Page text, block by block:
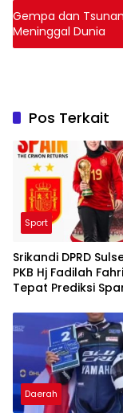
Gempa dan
Meninggal Dunia
Pos Terkait
Sport
Srikandi DPRD
PKB Hj Fadilah
Tepat Prediksi
Daerah